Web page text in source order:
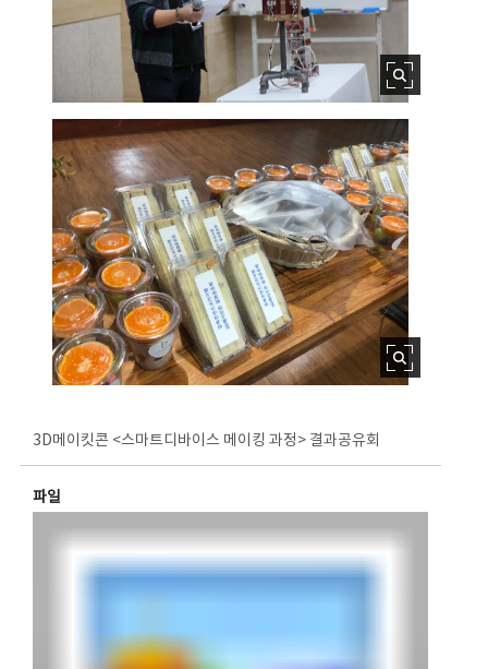
3D메이킷콘 <스마트디바이스 메이킹 과정> 결과공유회
파일